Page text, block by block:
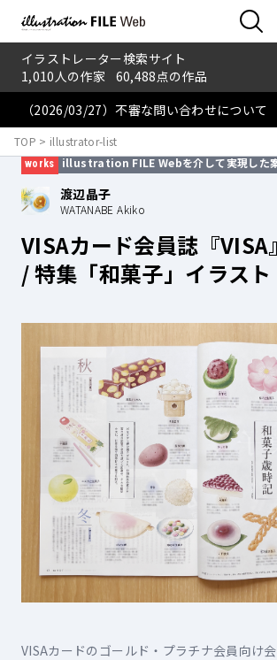
イラストレーター検索サイト
1,010人の作家 60,488点の作品
（2026/03/27）不審な問い合わせについて
TOP > illustrator-list
2026.4.21
works illustration FILE Webを介して実現した
渡辺晶子
WATANABE Akiko
VISAカード会員誌『
/ 特集「和菓子」イラスト
VISAカードのゴールド・プラチナ会員向け会